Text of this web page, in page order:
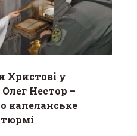
Христові у
Олег Нестор –
капеланське